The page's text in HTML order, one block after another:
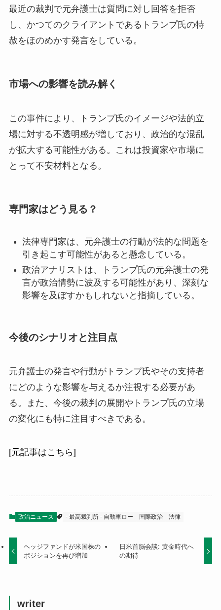
最近の裁判で元弁護士は質問に対し回答を拒否
し、かつてのクライアントであるトランプ氏の特
赦をほのめかす発言をしている。
市場への影響を読み解く
この事件により、トランプ氏のイメージや法的立
場に対する不透明感が増しており、政治的な混乱
が拡大する可能性がある。これは投資家や市場に
とって不安材料となる。
専門家はどう見る？
法律専門家は、元弁護士の行動が法的な問題を
引き起こす可能性があると懸念している。
政治アナリストは、トランプ氏の元弁護士の発
言が政治情勢に波及する可能性があり、深刻な
影響を及ぼすかもしれないと指摘している。
今後のシナリオと注目点
元弁護士の発言や行動がトランプ氏やその支持者
にどのような影響を与えるか注視する必要があ
る。また、今後の裁判の展開やトランプ氏の立場
の変化にも特に注目すべきである。
[元記事はこちら]
政治ニュース - 最高裁判所 - 自動車ロー 国際政治 法律
ヘッジファンドが米国株の
ポジションを再び増加
日米首脳会談: 黄金時代へ
の期待
writer